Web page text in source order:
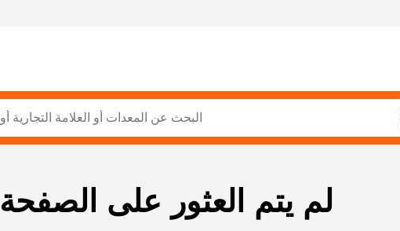
لم يتم العثور على الصفحة